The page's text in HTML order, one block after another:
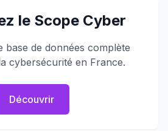
le Scope Cyber
base de données complète
cybersécurité en France.
Découvrir